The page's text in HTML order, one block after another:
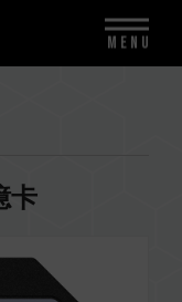
卡
MENU